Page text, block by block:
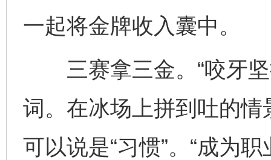
一起将金牌收入囊中。
三赛拿三金。“咬牙坚
词。在冰场上拼到吐的
可以说是“习惯”。“成为